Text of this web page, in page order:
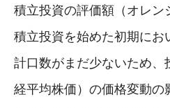
積立投資の評価額（オレン
積立投資を始めた初期にお
計口数がまだ少ないため、
経平均株価）の価格変動の